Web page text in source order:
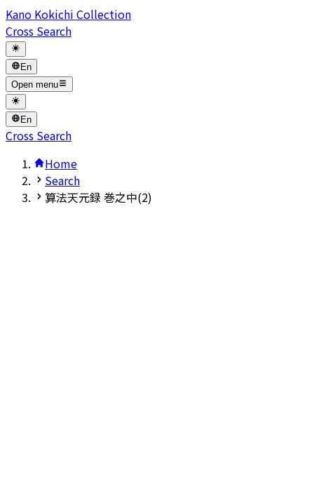
Kano Kokichi Collection
Cross Search
En
Open menu
En
Cross Search
Home
Search
算法天元録 巻之中(2)